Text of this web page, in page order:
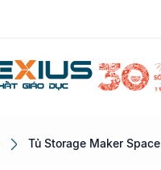
Tủ Storage Maker Space